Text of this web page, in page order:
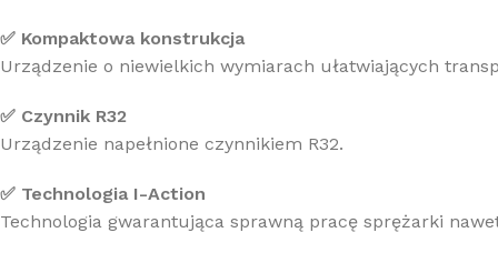
✅ Kompaktowa konstrukcja
Urządzenie o niewielkich wymiarach ułatwiających
✅ Czynnik R32
Urządzenie napełnione czynnikiem R32.
✅ Technologia I-Action
Technologia gwarantująca sprawną pracę sprężarki